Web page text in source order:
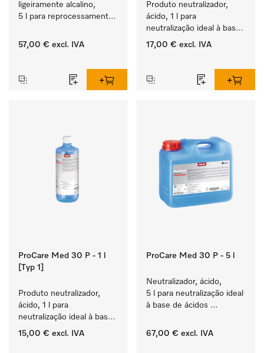
ligeiramente alcalino,
5 l para reprocessamento
instrumentos e utensílios.
57,00 € excl. IVA
Produto neutralizador,
ácido, 1 l para
neutralização ideal à base
de ácidos orgânicos.
17,00 € excl. IVA
ProCare Med 30 P - 1 l
[Typ 1]
Produto neutralizador,
ácido, 1 l para
neutralização ideal à base
de ácidos inorgânicos.
15,00 € excl. IVA
ProCare Med 30 P - 5 l
Neutralizador, ácido,
5 l para neutralização ideal
à base de ácidos
67,00 € excl. IVA